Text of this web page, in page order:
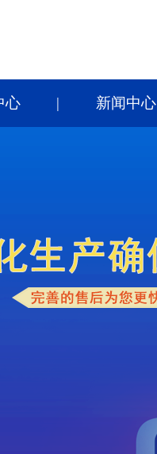
心 新闻中心